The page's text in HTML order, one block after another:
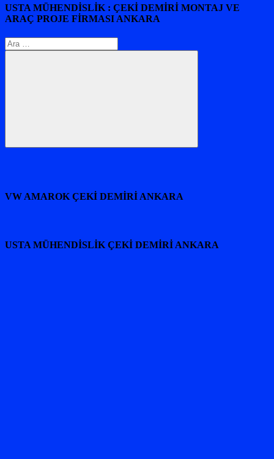
USTA MÜHENDİSLİK : ÇEKİ DEMİRİ MONTAJ VE
ARAÇ PROJE FİRMASI ANKARA
Arama:
Ara
VW AMAROK ÇEKİ DEMİRİ ANKARA
USTA MÜHENDİSLİK ÇEKİ DEMİRİ ANKARA